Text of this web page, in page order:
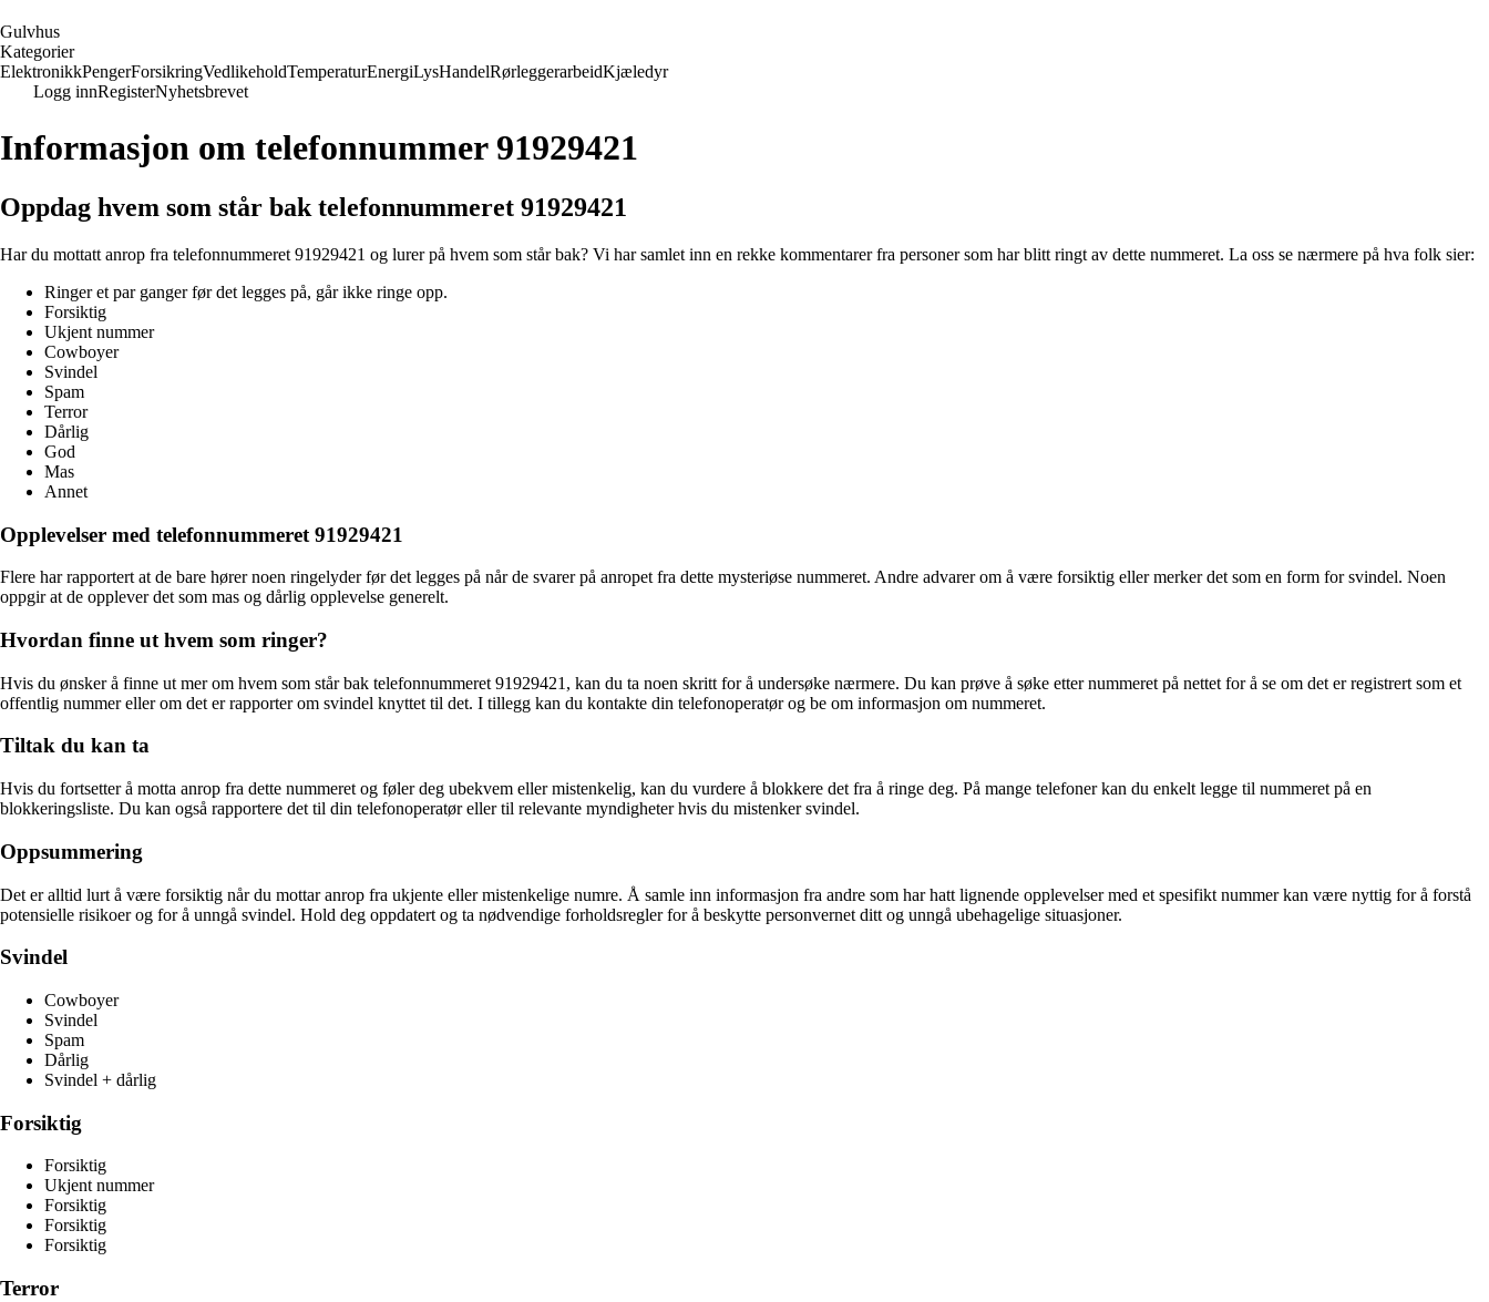
Gulvhus
Kategorier
ElektronikkPengerForsikringVedlikeholdTemperaturEnergiLysHandelRørleggerarbeidKjæledyr
Logg innRegisterNyhetsbrevet
Informasjon om telefonnummer 91929421
Oppdag hvem som står bak telefonnummeret 91929421
Har du mottatt anrop fra telefonnummeret 91929421 og lurer på hvem som står bak? Vi har samlet inn en rekke kommentarer fra personer som har blitt ringt av dette nummeret. La oss se nærmere på hva folk sier:
Ringer et par ganger før det legges på, går ikke ringe opp.
Forsiktig
Ukjent nummer
Cowboyer
Svindel
Spam
Terror
Dårlig
God
Mas
Annet
Opplevelser med telefonnummeret 91929421
Flere har rapportert at de bare hører noen ringelyder før det legges på når de svarer på anropet fra dette mysteriøse nummeret. Andre advarer om å være forsiktig eller merker det som en form for svindel. Noen
oppgir at de opplever det som mas og dårlig opplevelse generelt.
Hvordan finne ut hvem som ringer?
Hvis du ønsker å finne ut mer om hvem som står bak telefonnummeret 91929421, kan du ta noen skritt for å undersøke nærmere. Du kan prøve å søke etter nummeret på nettet for å se om det er registrert som et
offentlig nummer eller om det er rapporter om svindel knyttet til det. I tillegg kan du kontakte din telefonoperatør og be om informasjon om nummeret.
Tiltak du kan ta
Hvis du fortsetter å motta anrop fra dette nummeret og føler deg ubekvem eller mistenkelig, kan du vurdere å blokkere det fra å ringe deg. På mange telefoner kan du enkelt legge til nummeret på en
blokkeringsliste. Du kan også rapportere det til din telefonoperatør eller til relevante myndigheter hvis du mistenker svindel.
Oppsummering
Det er alltid lurt å være forsiktig når du mottar anrop fra ukjente eller mistenkelige numre. Å samle inn informasjon fra andre som har hatt lignende opplevelser med et spesifikt nummer kan være nyttig for å forstå
potensielle risikoer og for å unngå svindel. Hold deg oppdatert og ta nødvendige forholdsregler for å beskytte personvernet ditt og unngå ubehagelige situasjoner.
Svindel
Cowboyer
Svindel
Spam
Dårlig
Svindel + dårlig
Forsiktig
Forsiktig
Ukjent nummer
Forsiktig
Forsiktig
Forsiktig
Terror